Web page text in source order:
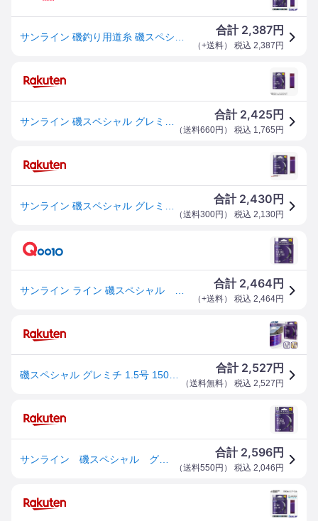
合計 2,387円
（+送料） 税込 2,387 円
合計 2,425円
（送料660円 ） 税込 1,765 円
合計 2,430 円
（送料300円 ） 税込 2,130円
合計 2,464 円
（+送料） 税込 2,464円
合計 2,527円
（送料無料） 税込 2,527 円
合計 2,596円
（送料550円 ） 税込 2,046 円